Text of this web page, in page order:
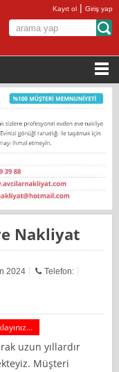
Kayıt ol |Giriş yap
Nakliyat
2024 Telefon:
uzun yıllardır
Müşteri